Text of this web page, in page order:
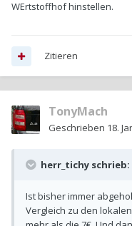
WErtstoffhof hinstellen.
Zitieren
TonyMach
Geschrieben 18.
herr_tichy schrieb:
Ist bisher immer
Vergleich zu den